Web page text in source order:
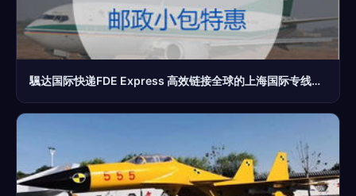
颿达国际快递FDE Express 高效链接全球的上海国际专线枢纽